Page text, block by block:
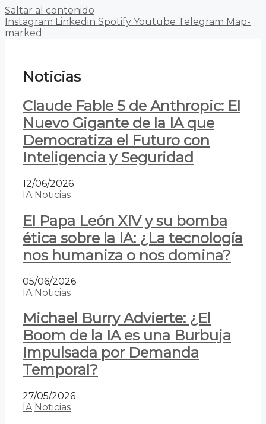
Saltar al contenido
Instagram Linkedin Spotify Youtube Telegram Map-
marked
Noticias
Claude Fable 5 de Anthropic: El
Nuevo Gigante de la IA que
Democratiza el Futuro con
Inteligencia y Seguridad
12/06/2026
IA Noticias
El Papa León XIV y su bomba
ética sobre la IA: ¿La tecnología
nos humaniza o nos domina?
05/06/2026
IA Noticias
Michael Burry Advierte: ¿El
Boom de la IA es una Burbuja
Impulsada por Demanda
Temporal?
27/05/2026
IA Noticias